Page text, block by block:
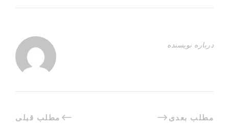
درباره نویسنده
مطلب قبلی مطلب بعدی